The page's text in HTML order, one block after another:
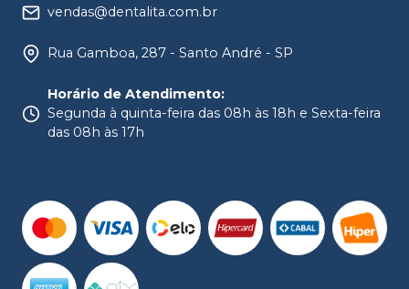
vendas@dentalita.com.br
Rua Gamboa, 287 - Santo André - SP
Horário de Atendimento:
Segunda à quinta-feira das 08h às 18h e Sexta-feira
das 08h às 17h